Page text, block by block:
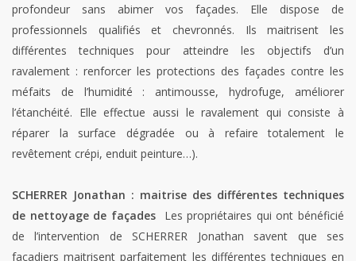
profondeur sans abimer vos façades. Elle dispose de
professionnels qualifiés et chevronnés. Ils maitrisent les
différentes techniques pour atteindre les objectifs d’un
ravalement : renforcer les protections des façades contre les
méfaits de l’humidité : antimousse, hydrofuge, améliorer
l’étanchéité. Elle effectue aussi le ravalement qui consiste à
réparer la surface dégradée ou à refaire totalement le
revêtement crépi, enduit peinture…).
SCHERRER Jonathan : maitrise des différentes techniques
de nettoyage de façades
Les propriétaires qui ont bénéficié
de l’intervention de SCHERRER Jonathan savent que ses
façadiers maitrisent parfaitement les différentes techniques en